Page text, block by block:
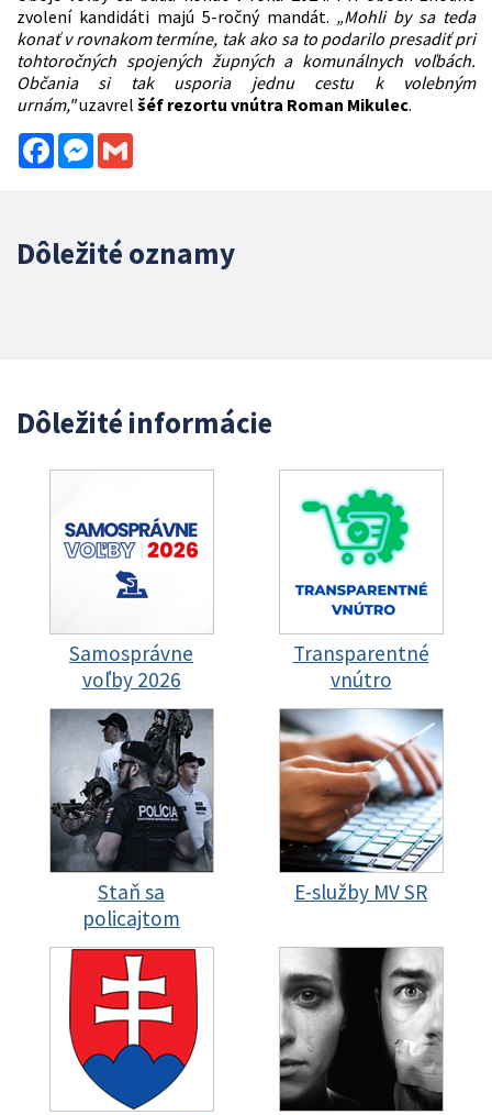
zvolení kandidáti majú 5-ročný mandát. „Mohli by sa teda
konať v rovnakom termíne, tak ako sa to podarilo presadiť pri
tohtoročných spojených župných a komunálnych voľbách.
Občania si tak usporia jednu cestu k volebným
urnám,"uzavrel šéf rezortu vnútra Roman Mikulec.
FacebookMessenger
Dôležité oznamy
Dôležité informácie
Samosprávne
voľby 2026
Transparentné
vnútro
Staň sa
policajtom
E-služby MV SR